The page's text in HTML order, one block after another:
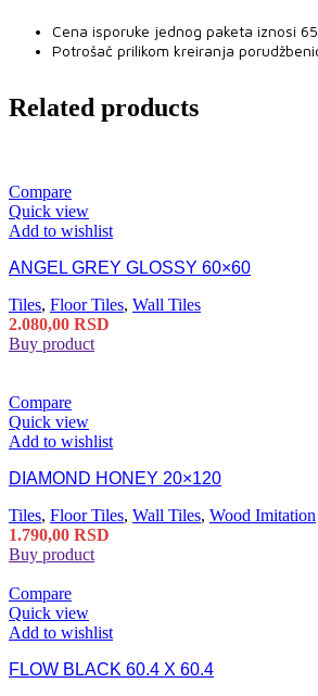
Cena isporuke jednog paketa iznosi
Potrošač prilikom kreiranja
Related products
Compare
Quick view
Add to wishlist
ANGEL GREY GLOSSY 60×60
Tiles, Floor Tiles, Wall Tiles
2.080,00 RSD
Buy product
Compare
Quick view
Add to wishlist
DIAMOND HONEY 20×120
Tiles, Floor Tiles, Wall Tiles, Wood Imitation
1.790,00 RSD
Buy product
Compare
Quick view
Add to wishlist
FLOW BLACK 60.4 X 60.4